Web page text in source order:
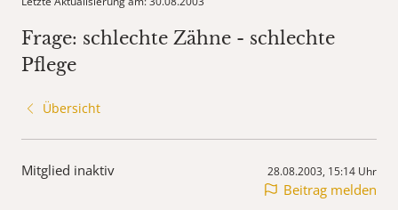
Frage: schlechte Zähne - schlechte
Pflege
Übersicht
Mitglied inaktiv 28.08.2003, 15:14 Uhr
Beitrag melden